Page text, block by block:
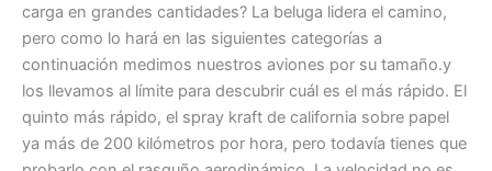
carga en grandes cantidades? La beluga lidera el camino,
pero como lo hará en las siguientes categorías a
continuación medimos nuestros aviones por su tamaño.y
los llevamos al límite para descubrir cuál es el más rápido. El
quinto más rápido, el spray kraft de california sobre papel
ya más de 200 kilómetros por hora, pero todavía tienes que